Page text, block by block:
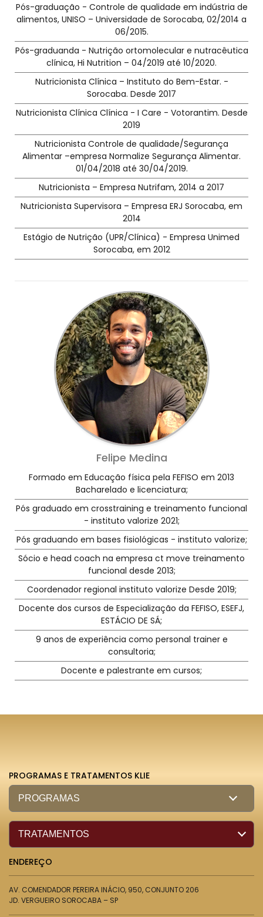
Pós-graduação - Controle de qualidade em indústria de
alimentos, UNISO – Universidade de Sorocaba, 02/2014 a
06/2015.
Pós-graduanda - Nutrição ortomolecular e nutracêutica
clínica, Hi Nutrition – 04/2019 até 10/2020.
Nutricionista Clínica – Instituto do Bem-Estar. -
Sorocaba. Desde 2017
Nutricionista Clínica Clínica - I Care - Votorantim. Desde
2019
Nutricionista Controle de qualidade/Segurança
Alimentar –empresa Normalize Segurança Alimentar.
01/04/2018 até 30/04/2019.
Nutricionista – Empresa Nutrifam, 2014 a 2017
Nutricionista Supervisora – Empresa ERJ Sorocaba, em
2014
Estágio de Nutrição (UPR/Clínica) - Empresa Unimed
Sorocaba, em 2012
Felipe Medina
Formado em Educação física pela FEFISO em 2013
Bacharelado e licenciatura;
Pós graduado em crosstraining e treinamento funcional
- instituto valorize 2021;
Pós graduando em bases fisiológicas - instituto valorize;
Sócio e head coach na empresa ct move treinamento
funcional desde 2013;
Coordenador regional instituto valorize Desde 2019;
Docente dos cursos de Especialização da FEFISO, ESEFJ,
ESTÁCIO DE SÁ;
9 anos de experiência como personal trainer e
consultoria;
Docente e palestrante em cursos;
PROGRAMAS E TRATAMENTOS KLIE
ENDEREÇO
AV. COMENDADOR PEREIRA INÁCIO, 950, CONJUNTO 206
JD. VERGUEIRO SOROCABA – SP